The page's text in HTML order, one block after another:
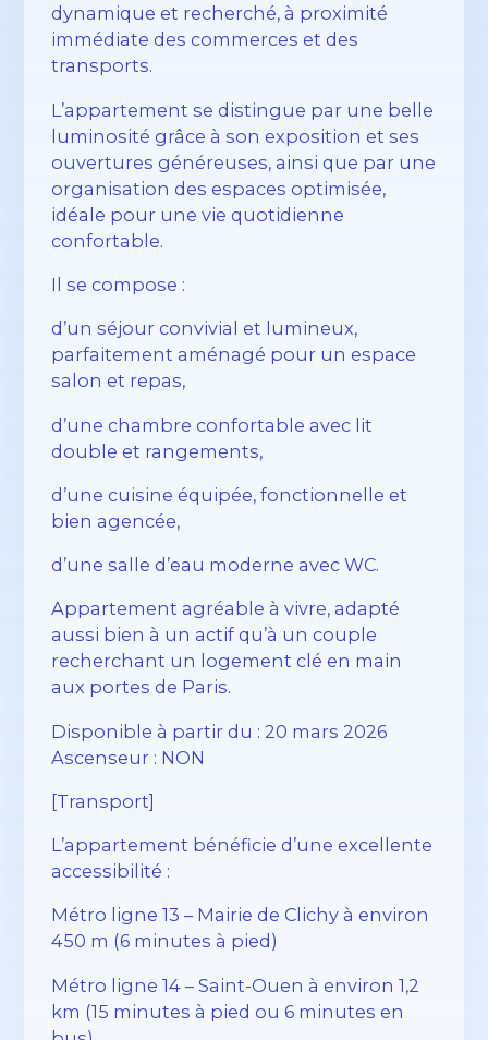
dynamique et recherché, à proximité
immédiate des commerces et des
transports.
L’appartement se distingue par une belle
luminosité grâce à son exposition et ses
ouvertures généreuses, ainsi que par une
organisation des espaces optimisée,
idéale pour une vie quotidienne
confortable.
Il se compose :
d’un séjour convivial et lumineux,
parfaitement aménagé pour un espace
salon et repas,
d’une chambre confortable avec lit
double et rangements,
d’une cuisine équipée, fonctionnelle et
bien agencée,
d’une salle d’eau moderne avec WC.
Appartement agréable à vivre, adapté
aussi bien à un actif qu’à un couple
recherchant un logement clé en main
aux portes de Paris.
Disponible à partir du : 20 mars 2026
Ascenseur : NON
[Transport]
L’appartement bénéficie d’une excellente
accessibilité :
Métro ligne 13 – Mairie de Clichy à environ
450 m (6 minutes à pied)
Métro ligne 14 – Saint-Ouen à environ 1,2
km (15 minutes à pied ou 6 minutes en